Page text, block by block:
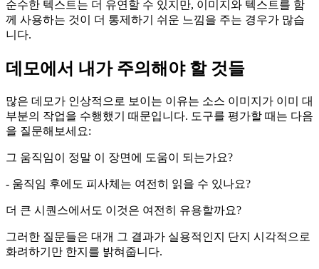
순수한 텍스트는 더 유연할 수 있지만, 이미지와 텍스트를 함
께 사용하는 것이 더 통제하기 쉬운 느낌을 주는 경우가 많습
니다.
데모에서 내가 주의해야 할 것들
많은 데모가 인상적으로 보이는 이유는 소스 이미지가 이미 대
부분의 작업을 수행했기 때문입니다. 도구를 평가할 때는 다음
을 질문해보세요:
그 움직임이 정말 이 장면에 도움이 되는가요?
- 움직임 후에도 피사체는 여전히 읽을 수 있나요?
더 큰 시퀀스에서도 이것은 여전히 유용할까요?
그러한 질문들은 대개 그 결과가 실용적인지 단지 시각적으로
화려하기만 한지를 밝혀줍니다.